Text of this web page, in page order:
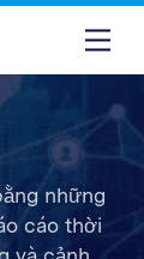
những
cáo thời